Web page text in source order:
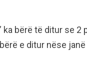
ka bërë të ditur se
e ditur nëse